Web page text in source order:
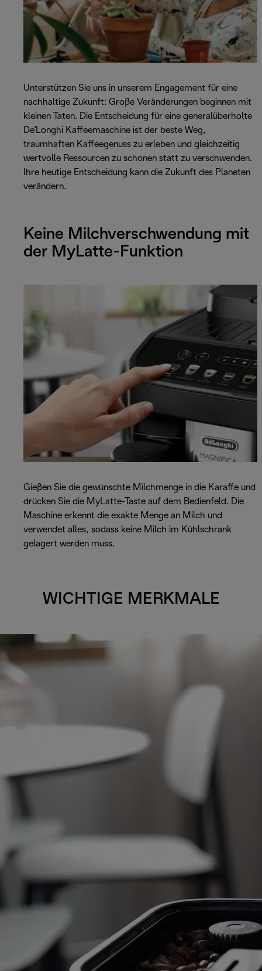
Unterstützen Sie uns in unserem Engagement für eine
nachhaltige Zukunft: Große Veränderungen beginnen mit
kleinen Taten. Die Entscheidung für eine generalüberholte
De'Longhi Kaffeemaschine ist der beste Weg,
traumhaften Kaffeegenuss zu erleben und gleichzeitig
wertvolle Ressourcen zu schonen statt zu verschwenden.
Ihre heutige Entscheidung kann die Zukunft des Planeten
verändern.
Keine Milchverschwendung mit
der MyLatte-Funktion
Gießen Sie die gewünschte Milchmenge in die Karaffe und
drücken Sie die MyLatte-Taste auf dem Bedienfeld. Die
Maschine erkennt die exakte Menge an Milch und
verwendet alles, sodass keine Milch im Kühlschrank
gelagert werden muss.
WICHTIGE MERKMALE